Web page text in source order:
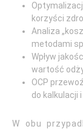
korzyści
Analiza
metodami
Wpływ
wartość
OCP
do kalkulacji
W obu